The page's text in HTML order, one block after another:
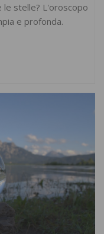
stelle? L'oroscopo
e profonda.